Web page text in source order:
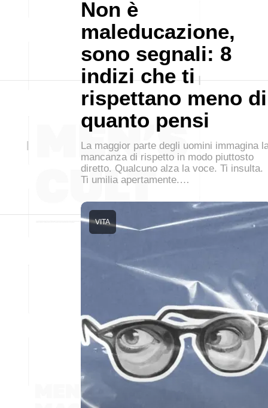
Non è
maleducazione,
sono segnali: 8
indizi che ti
rispettano meno di
quanto pensi
La maggior parte degli uomini immagina
mancanza di rispetto in modo piuttosto
diretto. Qualcuno alza la voce. Ti insulta.
Ti umilia apertamente.…
VITA